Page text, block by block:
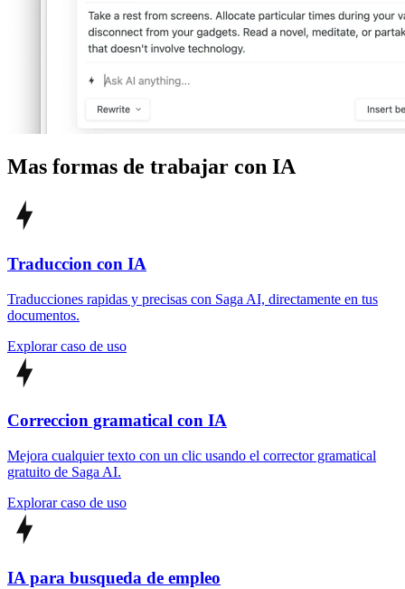
Mas formas de trabajar con IA
Traduccion con IA
Traducciones rapidas y precisas con Saga AI, directamente en tus
documentos.
Explorar caso de uso
Correccion gramatical con IA
Mejora cualquier texto con un clic usando el corrector gramatical
gratuito de Saga AI.
Explorar caso de uso
IA para busqueda de empleo